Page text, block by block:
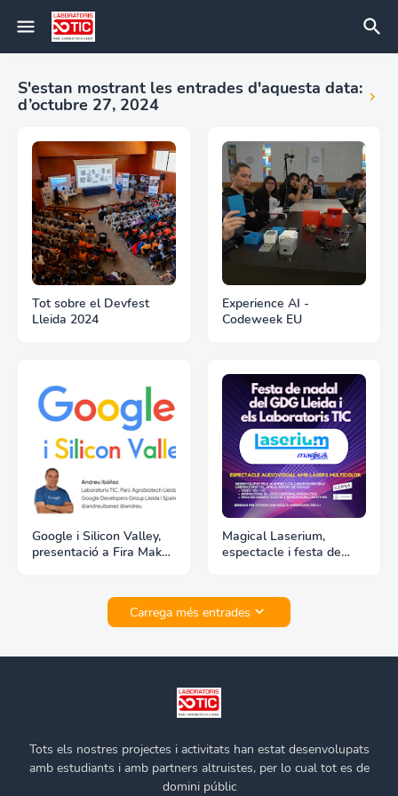
S'estan mostrant les entrades d'aquesta data:
d’octubre 27, 2024
Tot sobre el Devfest
Lleida 2024
Experience AI -
Codeweek EU
Google i Silicon Valley,
presentació a Fira Maker
Magical Laserium,
espectacle i festa de
Carrega més entrades
Tots els nostres projectes i activitats han estat desenvolupats
amb estudiants i amb partners altruistes, per lo cual tot es de
domini públic